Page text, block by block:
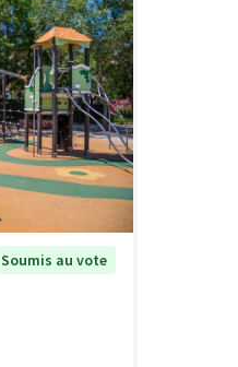
Soumis au vote